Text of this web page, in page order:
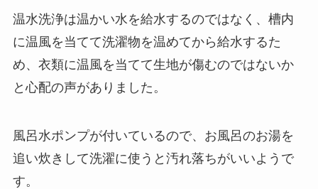
温水洗浄は温かい水を給水するのではなく、槽内
に温風を当てて洗濯物を温めてから給水するた
め、衣類に温風を当てて生地が傷むのではないか
と心配の声がありました。
風呂水ポンプが付いているので、お風呂のお湯を
追い炊きして洗濯に使うと汚れ落ちがいいようで
す。